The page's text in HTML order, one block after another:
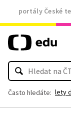
portály České
Často hledáte: lety